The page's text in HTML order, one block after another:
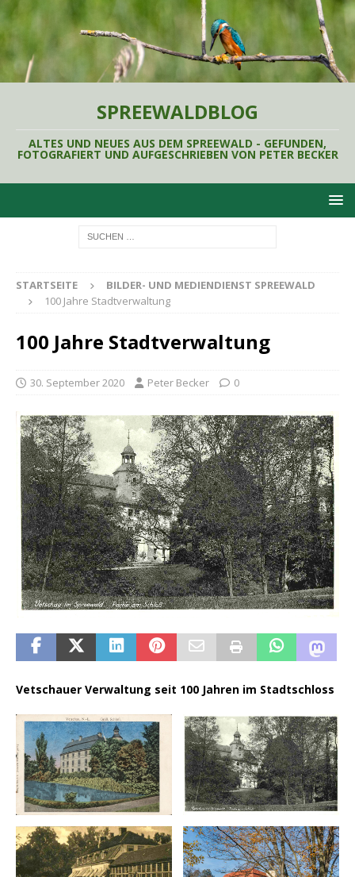
SPREEWALDBLOG
ALTES UND NEUES AUS DEM SPREEWALD - GEFUNDEN,
FOTOGRAFIERT UND AUFGESCHRIEBEN VON PETER BECKER
STARTSEITE
BILDER- UND MEDIENDIENST SPREEWALD
100 Jahre Stadtverwaltung
100 Jahre Stadtverwaltung
30. September 2020 Peter Becker 0
Vetschauer Verwaltung seit 100 Jahren im Stadtschloss